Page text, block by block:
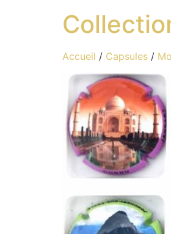
Accueil / Capsules /